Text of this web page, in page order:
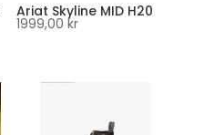
Ariat Skyline MID H20
1999,00kr